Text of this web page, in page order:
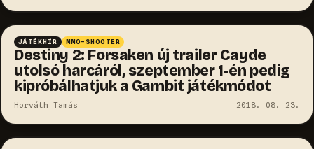
JÁTÉKHÍR MMO-SHOOTER
Destiny 2: Forsaken új trailer Cayde
utolsó harcáról, szeptember 1-én pedig
kipróbálhatjuk a Gambit játékmódot
Horváth Tamás 2018. 08. 23.